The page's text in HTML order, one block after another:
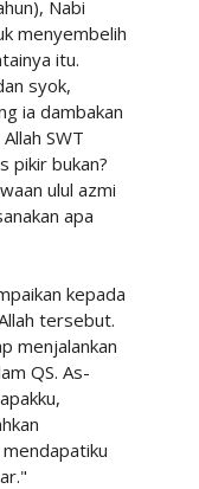
Nabi
menyembelih
itu.
syok,
ia dambakan
SWT
pikir bukan?
ulul azmi
apa
kepada
tersebut.
menjalankan
QS. As-